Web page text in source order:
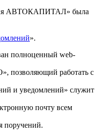
АВТОКАПИТАЛ» была
».
полноценный web-
позволяющий работать с
и уведомлений» служит
почту всем
поручений.